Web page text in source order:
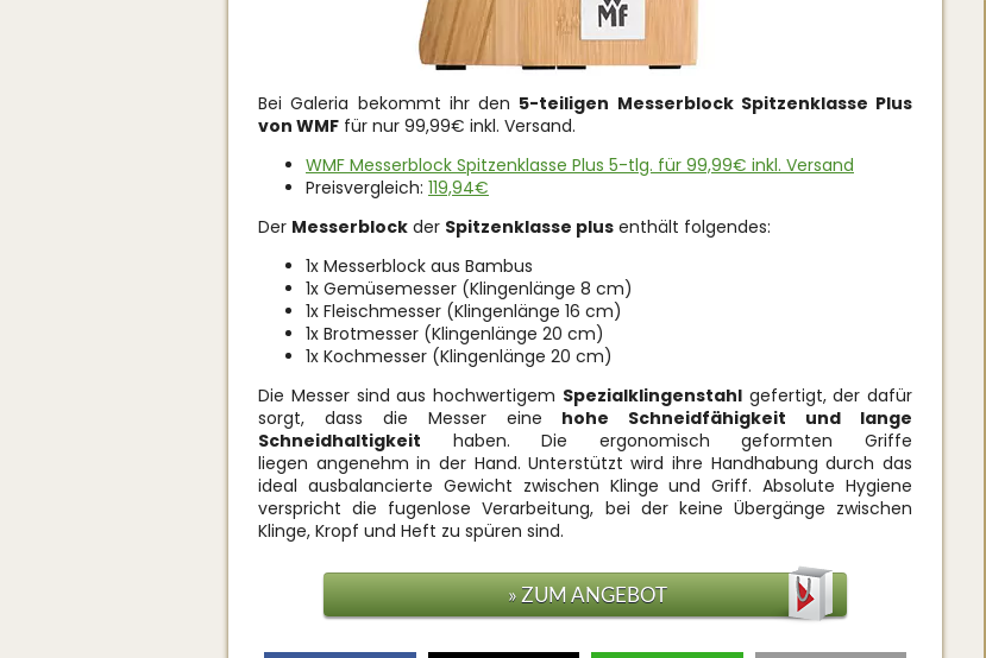
Bei Galeria bekommt ihr den 5-teiligen Messerblock Spitzenklasse Plus
von WMF für nur 99,99€ inkl. Versand.
WMF Messerblock Spitzenklasse Plus 5-tlg. für 99,99€ inkl. Versand
Preisvergleich: 119,94€
Der Messerblock der Spitzenklasse plus enthält folgendes:
1x Messerblock aus Bambus
1x Gemüsemesser (Klingenlänge 8 cm)
1x Fleischmesser (Klingenlänge 16 cm)
1x Brotmesser (Klingenlänge 20 cm)
1x Kochmesser (Klingenlänge 20 cm)
Die Messer sind aus hochwertigem Spezialklingenstahlgefertigt, der dafür
sorgt, dass die Messer eine hohe Schneidfähigkeit und lange
Schneidhaltigkeit haben. Die ergonomisch geformten Griffe
liegen angenehm in der Hand. Unterstützt wird ihre Handhabung durch das
ideal ausbalancierte Gewicht zwischen Klinge und Griff. Absolute Hygiene
verspricht die fugenlose Verarbeitung, bei der keine Übergänge zwischen
Klinge, Kropf und Heft zu spüren sind.
» ZUM ANGEBOT